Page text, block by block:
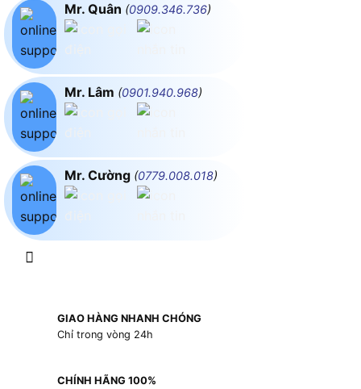
Mr. Quân (0909.346.736)
Mr. Lâm (0901.940.968)
Mr. Cường (0779.008.018)
GIAO HÀNG NHANH CHÓNG
Chỉ trong vòng 24h
CHÍNH HÃNG 100%